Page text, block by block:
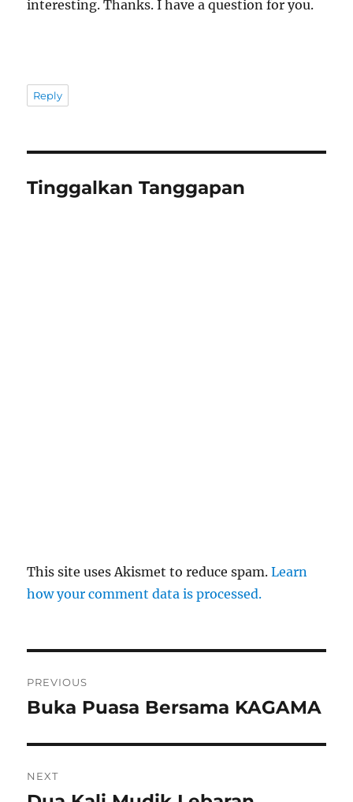
interesting. Thanks. I have a question for you.
Reply
Tinggalkan Tanggapan
This site uses Akismet to reduce spam.Learn
how your comment data is processed.
navigation
PREVIOUS
Previous
Buka Puasa Bersama KAGAMA
NEXT